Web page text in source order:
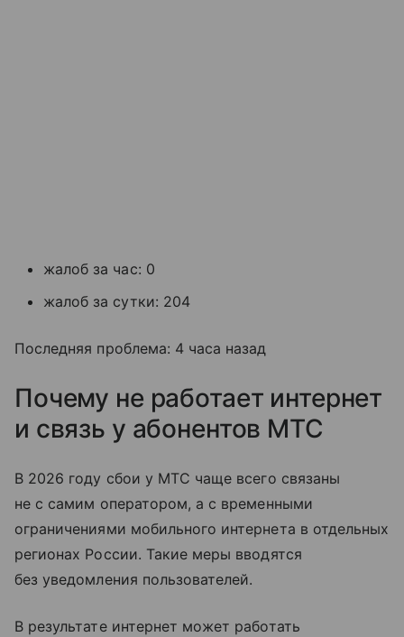
жалоб за час: 0
жалоб за сутки: 204
Последняя проблема: 4 часа назад
Почему не работает интернет
и связь у абонентов МТС
В 2026 году сбои у МТС чаще всего связаны
не с самим оператором, а с временными
ограничениями мобильного интернета в отдельных
регионах России. Такие меры вводятся
без уведомления пользователей.
В результате интернет может работать